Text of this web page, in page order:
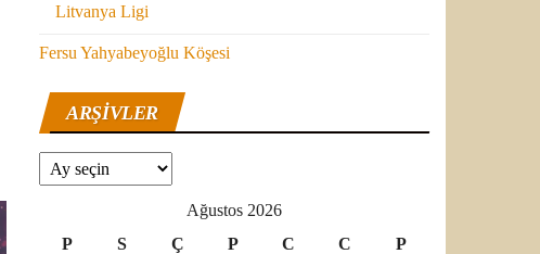
Litvanya Ligi
Fersu Yahyabeyoğlu Köşesi
ARŞIVLER
Arşivler
Ağustos 2026
P
S Ç P C C P